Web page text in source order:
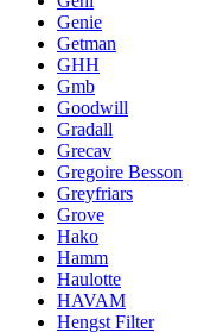
Genie
Getman
GHH
Gmb
Goodwill
Gradall
Grecav
Gregoire Besson
Greyfriars
Grove
Hako
Hamm
Haulotte
HAVAM
Hengst Filter